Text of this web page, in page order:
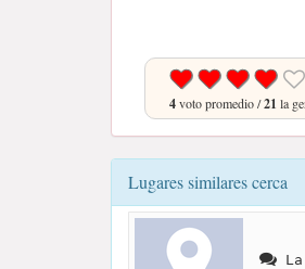
4voto promedio /21 la
Lugares similares cerca